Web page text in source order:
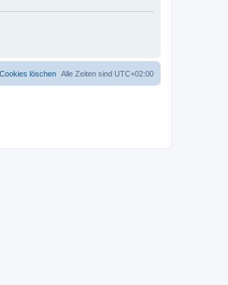
Alle Zeiten sind UTC+02:00
löschen